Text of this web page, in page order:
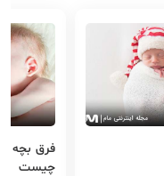
فرق بچه
چیست